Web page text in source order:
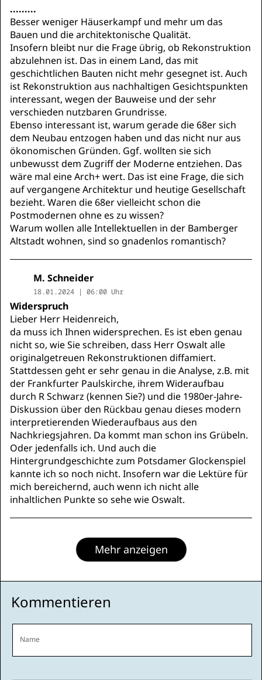
.........
Besser weniger Häuserkampf und mehr um das
Bauen und die architektonische Qualität.
Insofern bleibt nur die Frage übrig, ob Rekonstruktion
abzulehnen ist. Das in einem Land, das mit
geschichtlichen Bauten nicht mehr gesegnet ist. Auch
ist Rekonstruktion aus nachhaltigen Gesichtspunkten
interessant, wegen der Bauweise und der sehr
verschieden nutzbaren Grundrisse.
Ebenso interessant ist, warum gerade die 68er sich
dem Neubau entzogen haben und das nicht nur aus
ökonomischen Gründen. Ggf. wollten sie sich
unbewusst dem Zugriff der Moderne entziehen. Das
wäre mal eine Arch+ wert. Das ist eine Frage, die sich
auf vergangene Architektur und heutige Gesellschaft
bezieht. Waren die 68er vielleicht schon die
Postmodernen ohne es zu wissen?
Warum wollen alle Intellektuellen in der Bamberger
Altstadt wohnen, sind so gnadenlos romantisch?
M. Schneider
18.01.2024 | 06:00 Uhr
Widerspruch
Lieber Herr Heidenreich,
da muss ich Ihnen widersprechen. Es ist eben genau
nicht so, wie Sie schreiben, dass Herr Oswalt alle
originalgetreuen Rekonstruktionen diffamiert.
Stattdessen geht er sehr genau in die Analyse, z.B. mit
der Frankfurter Paulskirche, ihrem Wideraufbau
durch R Schwarz (kennen Sie?) und die 1980er-Jahre-
Diskussion über den Rückbau genau dieses modern
interpretierenden Wiederaufbaus aus den
Nachkriegsjahren. Da kommt man schon ins Grübeln.
Oder jedenfalls ich. Und auch die
Hintergrundgeschichte zum Potsdamer Glockenspiel
kannte ich so noch nicht. Insofern war die Lektüre für
mich bereichernd, auch wenn ich nicht alle
inhaltlichen Punkte so sehe wie Oswalt.
Mehr anzeigen
Kommentieren
Name